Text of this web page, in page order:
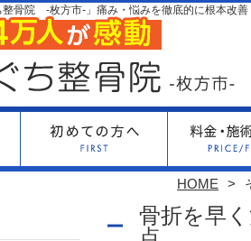
整骨院 -枚方市-」痛み・悩みを徹底的に根本改善
HOME
骨折を早